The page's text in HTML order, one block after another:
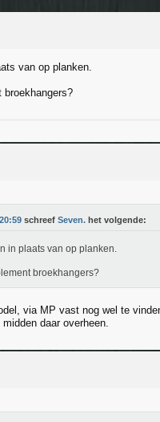
van op planken.
broekhangers?
schreef Seven. het volgende:
in plaats van op planken.
broekhangers?
via MP vast nog wel te
daar overheen.